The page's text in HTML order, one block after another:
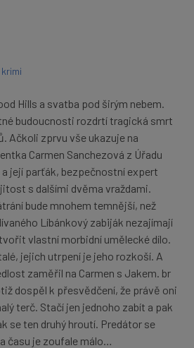
Hills a svatba pod širým nebem.
budoucnosti rozdrtí tragická smrt
Ačkoli zprvu vše ukazuje na
Carmen Sanchezová z Úřadu
její parťák, bezpečnostní expert
s dalšími dvěma vraždami.
bude mnohem temnější, než
Líbánkový zabiják nezajímají
vlastní morbidní umělecké dílo.
jejich utrpení je jeho rozkoší. A
zaměřil na Carmen s Jakem. br
dospěl k přesvědčení, že právě oni
terč. Stačí jen jednoho zabít a pak
se ten druhý hroutí. Predátor se
času je zoufale málo…